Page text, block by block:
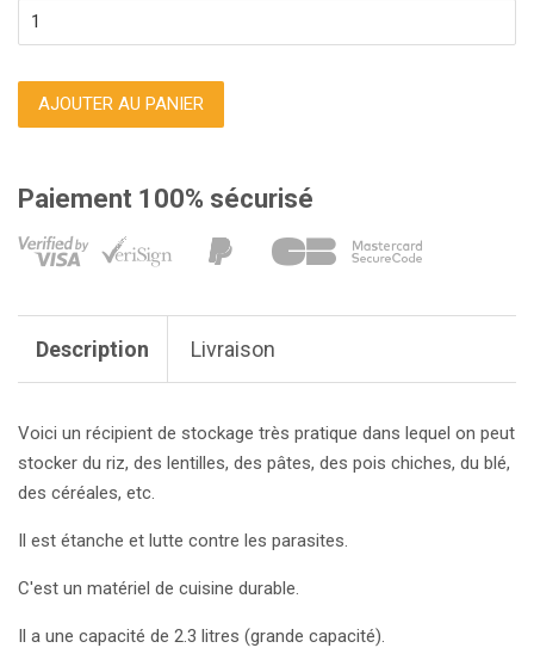
AJOUTER AU PANIER
Paiement 100% sécurisé
Description Livraison
Voici un récipient de stockage très pratique dans lequel on peut
stocker du riz, des lentilles, des pâtes, des pois chiches, du blé,
des céréales, etc.
Il est étanche et lutte contre les parasites.
C'est un matériel de cuisine durable.
Il a une capacité de 2.3 litres (grande capacité).